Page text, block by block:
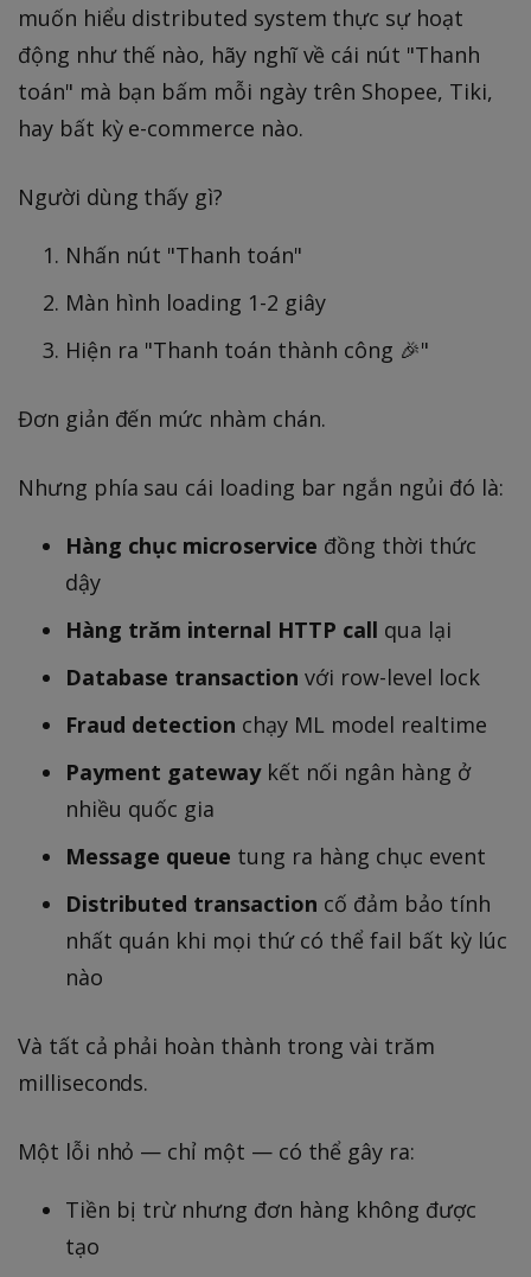
muốn hiểu distributed system thực sự hoạt
động như thế nào, hãy nghĩ về cái nút "Thanh
toán" mà bạn bấm mỗi ngày trên Shopee, Tiki,
hay bất kỳ e-commerce nào.
Người dùng thấy gì?
Nhấn nút "Thanh toán"
Màn hình loading 1-2 giây
Hiện ra "Thanh toán thành công 🎉"
Đơn giản đến mức nhàm chán.
Nhưng phía sau cái loading bar ngắn ngủi đó là:
Hàng chục microservice đồng thời thức
dậy
Hàng trăm internal HTTP call qua lại
Database transaction với row-level lock
Fraud detection chạy ML model realtime
Payment gatewaykết nối ngân hàng ở
nhiều quốc gia
Message queue tung ra hàng chục event
Distributed transaction cố đảm bảo tính
nhất quán khi mọi thứ có thể fail bất kỳ lúc
nào
Và tất cả phải hoàn thành trong vài trăm
milliseconds.
Một lỗi nhỏ — chỉ một — có thể gây ra:
Tiền bị trừ nhưng đơn hàng không được
tạo